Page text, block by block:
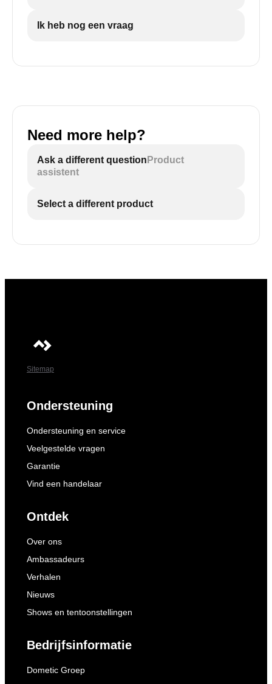
Ik heb nog een vraag
Need more help?
Ask a different question Product
assistent
Select a different product
Sitemap
Ondersteuning
Ondersteuning en service
Veelgestelde vragen
Garantie
Vind een handelaar
Ontdek
Over ons
Ambassadeurs
Verhalen
Nieuws
Shows en tentoonstellingen
Bedrijfsinformatie
Dometic Groep